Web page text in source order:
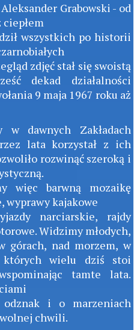
Grabowski - od
wszystkich po historii
zdjęć stał się swoistą
dekad działalności
9 maja 1967 roku aż
w dawnych Zakładach
lata korzystał z ich
rozwinąć szeroką i
więc barwną mozaikę
wyprawy kajakowe
narciarskie, rajdy
Widzimy młodych,
górach, nad morzem, w
wielu dziś stoi
tamte lata.
i o marzeniach
chwili.